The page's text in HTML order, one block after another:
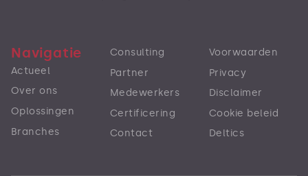
Navigatie
Actueel
Over ons
Oplossingen
Branches
Consulting
Partner
Medewerkers
Certificering
Contact
Voorwaarden
Privacy
Disclaimer
Cookie beleid
Deltics